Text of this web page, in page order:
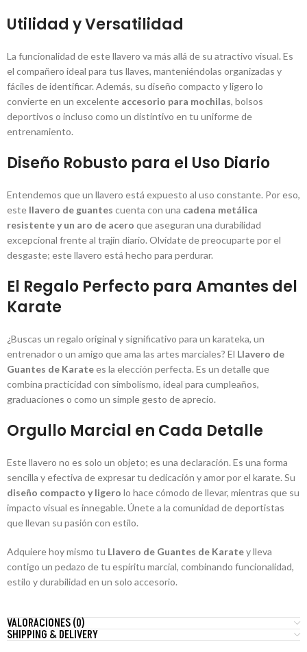
Utilidad y Versatilidad
La funcionalidad de este llavero va más allá de su atractivo visual. Es
el compañero ideal para tus llaves, manteniéndolas organizadas y
fáciles de identificar. Además, su diseño compacto y ligero lo
convierte en un excelente accesorio para mochilas, bolsos
deportivos o incluso como un distintivo en tu uniforme de
entrenamiento.
Diseño Robusto para el Uso Diario
Entendemos que un llavero está expuesto al uso constante. Por eso,
este llavero de guantes cuenta con una cadena metálica
resistente y un aro de acero que aseguran una durabilidad
excepcional frente al trajín diario. Olvídate de preocuparte por el
desgaste; este llavero está hecho para perdurar.
El Regalo Perfecto para Amantes del
Karate
¿Buscas un regalo original y significativo para un karateka, un
entrenador o un amigo que ama las artes marciales? El Llavero de
Guantes de Karatees la elección perfecta. Es un detalle que
combina practicidad con simbolismo, ideal para cumpleaños,
graduaciones o como un simple gesto de aprecio.
Orgullo Marcial en Cada Detalle
Este llavero no es solo un objeto; es una declaración. Es una forma
sencilla y efectiva de expresar tu dedicación y amor por el karate. Su
diseño compacto y ligero lo hace cómodo de llevar, mientras que su
impacto visual es innegable. Únete a la comunidad de deportistas
que llevan su pasión con estilo.
Adquiere hoy mismo tu Llavero de Guantes de Karatey lleva
contigo un pedazo de tu espíritu marcial, combinando funcionalidad,
estilo y durabilidad en un solo accesorio.
VALORACIONES (0)
SHIPPING & DELIVERY